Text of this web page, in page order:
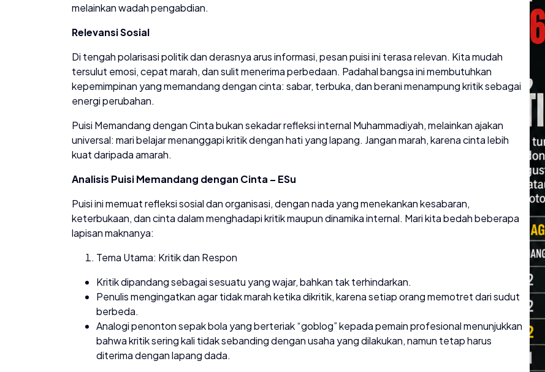
melainkan wadah pengabdian.
Relevansi Sosial
Di tengah polarisasi politik dan derasnya arus informasi, pesan puisi ini terasa relevan. Kita mudah
tersulut emosi, cepat marah, dan sulit menerima perbedaan. Padahal bangsa ini membutuhkan
kepemimpinan yang memandang dengan cinta: sabar, terbuka, dan berani menampung kritik sebagai
energi perubahan.
Puisi Memandang dengan Cinta bukan sekadar refleksi internal Muhammadiyah, melainkan ajakan
universal: mari belajar menanggapi kritik dengan hati yang lapang. Jangan marah, karena cinta lebih
kuat daripada amarah.
Analisis Puisi Memandang dengan Cinta – ESu
Puisi ini memuat refleksi sosial dan organisasi, dengan nada yang menekankan kesabaran,
keterbukaan, dan cinta dalam menghadapi kritik maupun dinamika internal. Mari kita bedah beberapa
lapisan maknanya:
Tema Utama: Kritik dan Respon
Kritik dipandang sebagai sesuatu yang wajar, bahkan tak terhindarkan.
Penulis mengingatkan agar tidak marah ketika dikritik, karena setiap orang memotret dari sudut
berbeda.
Analogi penonton sepak bola yang berteriak “goblog” kepada pemain profesional menunjukkan
bahwa kritik sering kali tidak sebanding dengan usaha yang dilakukan, namun tetap harus
diterima dengan lapang dada.